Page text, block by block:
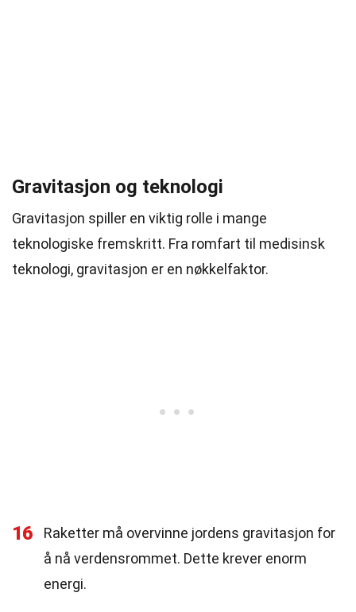
Gravitasjon og teknologi
Gravitasjon spiller en viktig rolle i mange
teknologiske fremskritt. Fra romfart til medisinsk
teknologi, gravitasjon er en nøkkelfaktor.
16
Raketter må overvinne jordens gravitasjon for
å nå verdensrommet. Dette krever enorm
energi.